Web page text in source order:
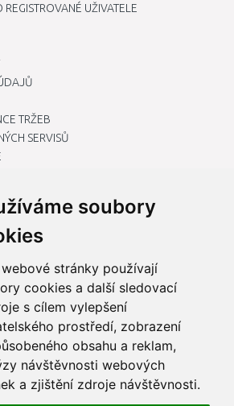
soubory
stránky používají
cookies a další sledovací
s cílem vylepšení
prostředí, zobrazení
obsahu a reklam,
návštěvnosti webových
a zjištění zdroje návštěvnosti.
UŽIVATELE
TRŽEB
SERVISŮ
COOKIES
pro zaměstnance
s.r.o.